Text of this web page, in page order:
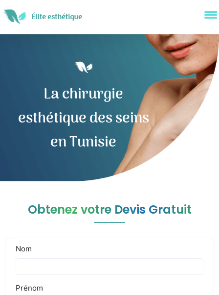
La chirurgie
esthétique des seins
en Tunisie
Obtenez votre Devis Gratuit